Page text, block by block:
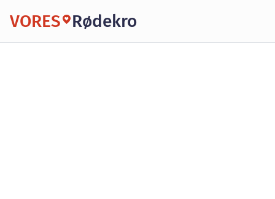
VORES Rødekro